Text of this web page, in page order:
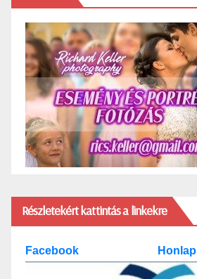
Részletekért kattintás a linkekre
Facebook Honlap